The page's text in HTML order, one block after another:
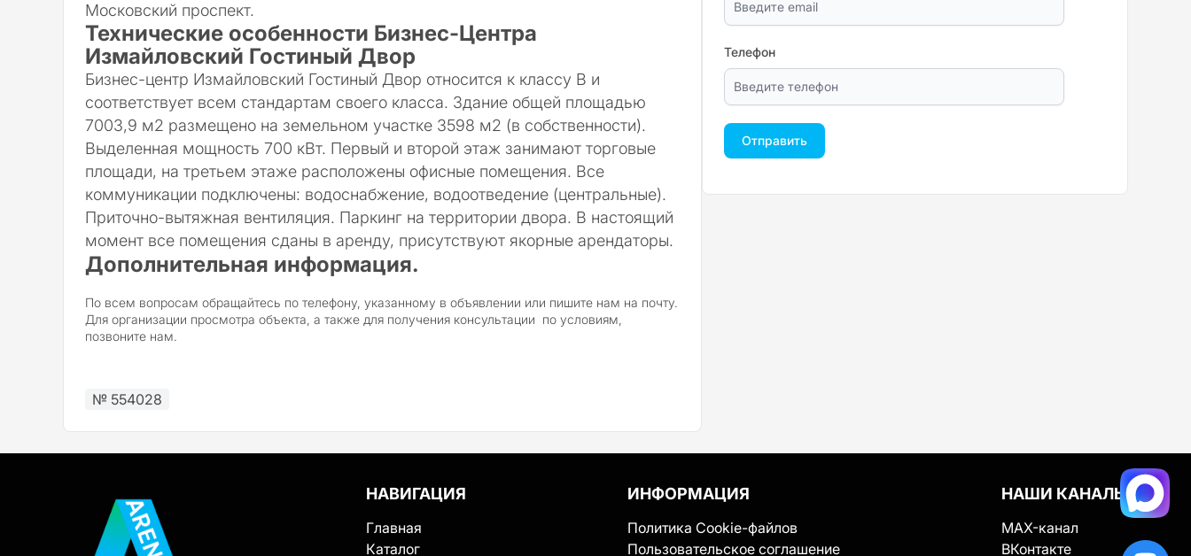
Московский проспект.
Технические особенности Бизнес-Центра
Измайловский Гостиный Двор
Бизнес-центр Измайловский Гостиный Двор относится к классу B и
соответствует всем стандартам своего класса. Здание общей площадью
7003,9 м2 размещено на земельном участке 3598 м2 (в собственности).
Выделенная мощность 700 кВт. Первый и второй этаж занимают торговые
площади, на третьем этаже расположены офисные помещения. Все
коммуникации подключены: водоснабжение, водоотведение (центральные).
Приточно-вытяжная вентиляция. Паркинг на территории двора. В настоящий
момент все помещения сданы в аренду, присутствуют якорные арендаторы.
Дополнительная информация.
По всем вопросам обращайтесь по телефону, указанному в объявлении или пишите нам на почту.
Для организации просмотра объекта, а также для получения консультации по условиям,
позвоните нам.
№ 554028
Телефон
Отправить
НАВИГАЦИЯ
Главная
Каталог
ИНФОРМАЦИЯ
Политика Cookie-файлов
Пользовательское соглашение
НАШИ КАНАЛЫ
MAX-канал
ВКонтакте